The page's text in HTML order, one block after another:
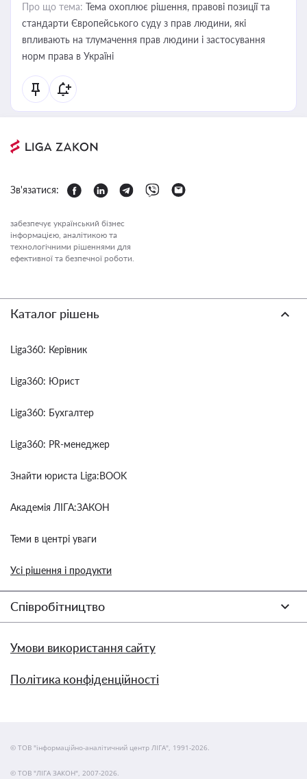
Про що тема: Тема охоплює рішення, правові позиції та
стандарти Європейського суду з прав людини, які
впливають на тлумачення прав людини і застосування
норм права в Україні
Зв'язатися:
забезпечує український бізнес
інформацією, аналітикою та
технологічними рішеннями для
ефективної та безпечної роботи.
Каталог рішень
Liga360: Керівник
Liga360: Юрист
Liga360: Бухгалтер
Liga360: PR-менеджер
Знайти юриста Liga:BOOK
Академія ЛІГА:ЗАКОН
Теми в центрі уваги
Усі рішення і продукти
Співробітництво
Умови використання сайту
Політика конфіденційності
© ТОВ "інформаційно-аналітичний центр ЛІГА", 1991-2026.
© ТОВ "ЛІГА ЗАКОН", 2007-2026.